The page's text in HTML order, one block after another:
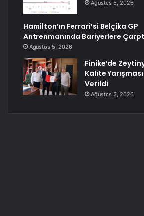
Ağustos 5, 2026
Hamilton’ın Ferrari’si Belçika GP
Antrenmanında Bariyerlere
Ağustos 5, 2026
Finike’de
Kalite
Verildi
Ağustos 5, 2026